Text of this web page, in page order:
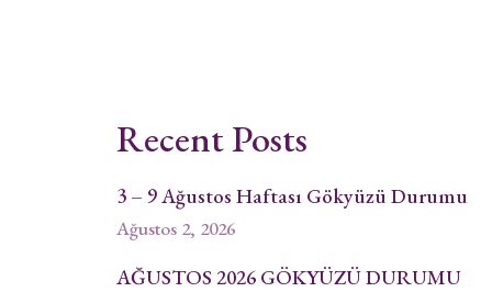
Recent Posts
3 – 9 Ağustos Haftası Gökyüzü Durumu
Ağustos 2, 2026
AĞUSTOS 2026 GÖKYÜZÜ DURUMU